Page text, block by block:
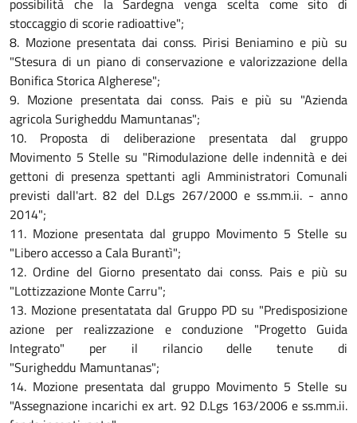
possibilità che la Sardegna venga scelta come sito di
stoccaggio di scorie radioattive";
8. Mozione presentata dai conss. Pirisi Beniamino e più su
"Stesura di un piano di conservazione e valorizzazione della
Bonifica Storica Algherese";
9. Mozione presentata dai conss. Pais e più su "Azienda
agricola Surigheddu Mamuntanas";
10. Proposta di deliberazione presentata dal gruppo
Movimento 5 Stelle su "Rimodulazione delle indennità e dei
gettoni di presenza spettanti agli Amministratori Comunali
previsti dall'art. 82 del D.Lgs 267/2000 e ss.mm.ii. - anno
2014";
11. Mozione presentata dal gruppo Movimento 5 Stelle su
"Libero accesso a Cala Burantì";
12. Ordine del Giorno presentato dai conss. Pais e più su
"Lottizzazione Monte Carru";
13. Mozione presentatata dal Gruppo PD su "Predisposizione
azione per realizzazione e conduzione "Progetto Guida
Integrato" per il rilancio delle tenute di
"Surigheddu Mamuntanas";
14. Mozione presentata dal gruppo Movimento 5 Stelle su
"Assegnazione incarichi ex art. 92 D.Lgs 163/2006 e ss.mm.ii.